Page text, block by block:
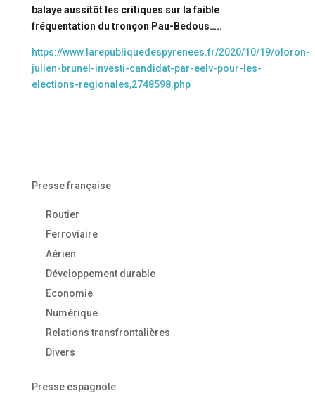
balaye aussitôt les critiques sur la faible
fréquentation du tronçon Pau-Bedous…..
https://www.larepubliquedespyrenees.fr/2020/10/19/oloron-
julien-brunel-investi-candidat-par-eelv-pour-les-
elections-regionales,2748598.php
Presse française
Routier
Ferroviaire
Aérien
Développement durable
Economie
Numérique
Relations transfrontalières
Divers
Presse espagnole